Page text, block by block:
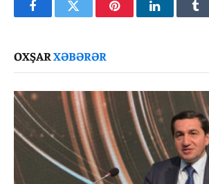
FacebookTwitter PinterestLinkedIn
OXŞARXƏBƏRƏR